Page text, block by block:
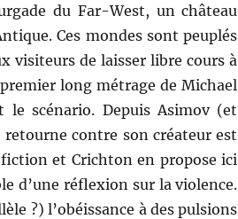
du Far-West, un château
Ces mondes sont peuplés
visiteurs de laisser libre cours à
long métrage de Michael
scénario. Depuis Asimov (et
contre son créateur est
et Crichton en propose ici
d’une réflexion sur la violence.
?) l’obéissance à des pulsions